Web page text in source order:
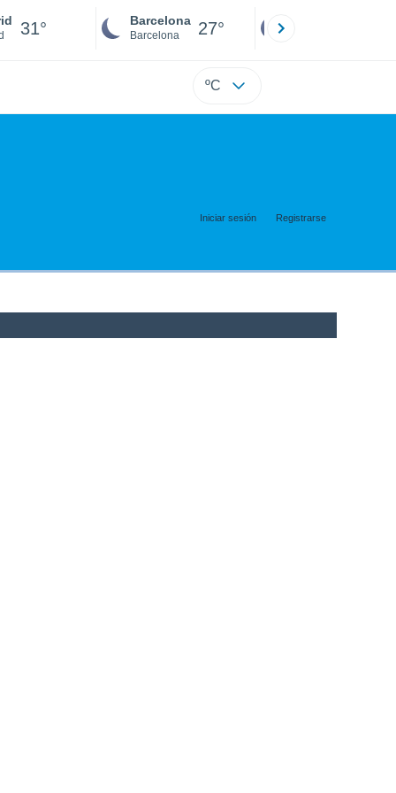
31° Barcelona
Barcelona 27°
ºC
Iniciar sesión Registrarse